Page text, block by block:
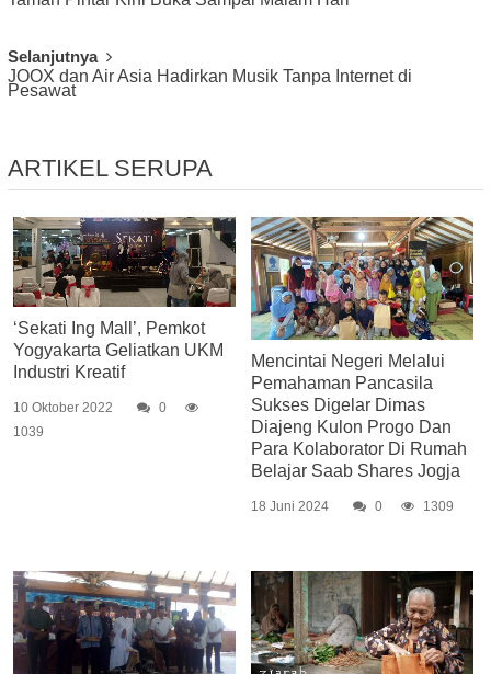
Navigation
Selanjutnya
JOOX dan Air Asia Hadirkan Musik Tanpa Internet di
Pesawat
ARTIKEL SERUPA
‘Sekati Ing Mall’, Pemkot
Yogyakarta Geliatkan UKM
Industri Kreatif
10 Oktober 2022
0
1039
Mencintai Negeri Melalui
Pemahaman Pancasila
Sukses Digelar Dimas
Diajeng Kulon Progo Dan
Para Kolaborator Di Rumah
Belajar Saab Shares Jogja
18 Juni 2024 0 1309